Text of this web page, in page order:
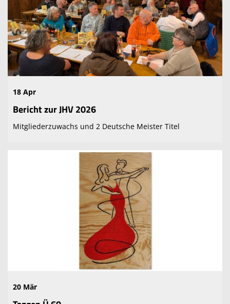
18 Apr
Bericht zur JHV 2026
Mitgliederzuwachs und 2 Deutsche Meister Titel
20 Mär